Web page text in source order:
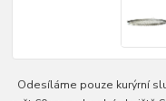
Odesíláme pouze kurýrní